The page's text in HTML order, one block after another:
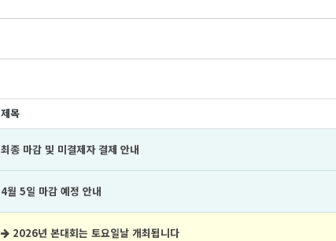
제목
최종 마감 및 미결제자 결제 안내
4월 5일 마감 예정 안내
2026년 본대회는 토요일날 개최됩니다